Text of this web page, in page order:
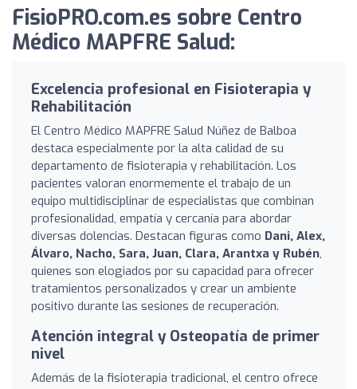
FisioPRO.com.es sobre Centro
Médico MAPFRE Salud:
Excelencia profesional en Fisioterapia y
Rehabilitación
El Centro Médico MAPFRE Salud Núñez de Balboa
destaca especialmente por la alta calidad de su
departamento de fisioterapia y rehabilitación. Los
pacientes valoran enormemente el trabajo de un
equipo multidisciplinar de especialistas que combinan
profesionalidad, empatía y cercanía para abordar
diversas dolencias. Destacan figuras como Dani, Alex,
Álvaro, Nacho, Sara, Juan, Clara, Arantxa y Rubén,
quienes son elogiados por su capacidad para ofrecer
tratamientos personalizados y crear un ambiente
positivo durante las sesiones de recuperación.
Atención integral y Osteopatía de primer
nivel
Además de la fisioterapia tradicional, el centro ofrece